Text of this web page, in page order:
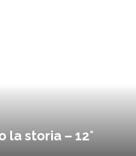
storia – 12°